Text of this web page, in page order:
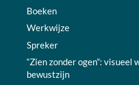
Boeken
Werkwijze
Spreker
“Zien zonder ogen”: visueel
bewustzijn